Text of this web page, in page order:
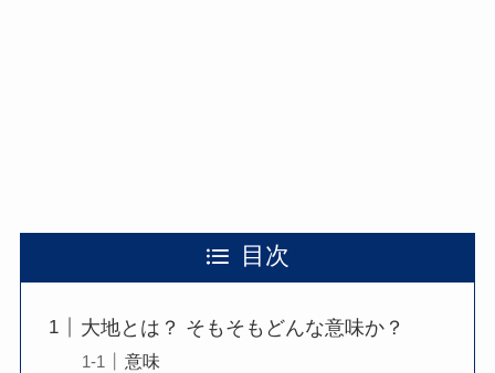
目次
大地とは？ そもそもどんな意味か？
意味